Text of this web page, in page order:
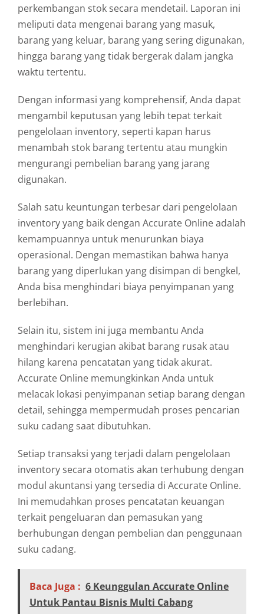
perkembangan stok secara mendetail. Laporan ini
meliputi data mengenai barang yang masuk,
barang yang keluar, barang yang sering digunakan,
hingga barang yang tidak bergerak dalam jangka
waktu tertentu.
Dengan informasi yang komprehensif, Anda dapat
mengambil keputusan yang lebih tepat terkait
pengelolaan inventory, seperti kapan harus
menambah stok barang tertentu atau mungkin
mengurangi pembelian barang yang jarang
digunakan.
Salah satu keuntungan terbesar dari pengelolaan
inventory yang baik dengan Accurate Online adalah
kemampuannya untuk menurunkan biaya
operasional. Dengan memastikan bahwa hanya
barang yang diperlukan yang disimpan di bengkel,
Anda bisa menghindari biaya penyimpanan yang
berlebihan.
Selain itu, sistem ini juga membantu Anda
menghindari kerugian akibat barang rusak atau
hilang karena pencatatan yang tidak akurat.
Accurate Online memungkinkan Anda untuk
melacak lokasi penyimpanan setiap barang dengan
detail, sehingga mempermudah proses pencarian
suku cadang saat dibutuhkan.
Setiap transaksi yang terjadi dalam pengelolaan
inventory secara otomatis akan terhubung dengan
modul akuntansi yang tersedia di Accurate Online.
Ini memudahkan proses pencatatan keuangan
terkait pengeluaran dan pemasukan yang
berhubungan dengan pembelian dan penggunaan
suku cadang.
Baca Juga : 6 Keunggulan Accurate Online
Untuk Pantau Bisnis Multi Cabang